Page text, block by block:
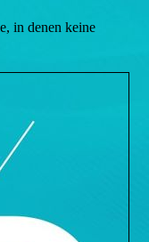
in denen keine